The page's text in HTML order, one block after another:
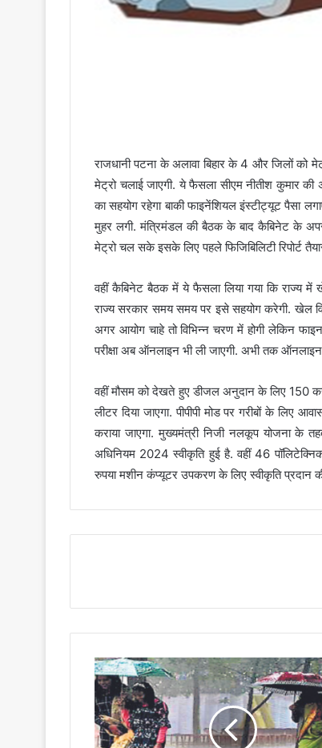
राजधानी पटना के अलावा बिहार के 4 और जिलों को
मेट्रो चलाई जाएगी. ये फैसला सीएम नीतीश कुमार
का सहयोग रहेगा बाकी फाइनेंशियल इंस्टीट्यूट पैसा
मुहर लगी. मंत्रिमंडल की बैठक के बाद कैबिनेट के
मेट्रो चल सके इसके लिए पहले फिजिबिलिटी रिपोर्ट
वहीं कैबिनेट बैठक में ये फैसला लिया गया कि राज्य में
राज्य सरकार समय समय पर इसे सहयोग करेगी. खेल
अगर आयोग चाहे तो विभिन्न चरण में होगी लेकिन
परीक्षा अब ऑनलाइन भी ली जाएगी. अभी तक
वहीं मौसम को देखते हुए डीजल अनुदान के लिए 150
लीटर दिया जाएगा. पीपीपी मोड पर गरीबों के लिए
कराया जाएगा. मुख्यमंत्री निजी नलकूप योजना के
अधिनियम 2024 स्वीकृति हुई है. वहीं 46
रुपया मशीन कंप्यूटर उपकरण के लिए स्वीकृति प्रदान